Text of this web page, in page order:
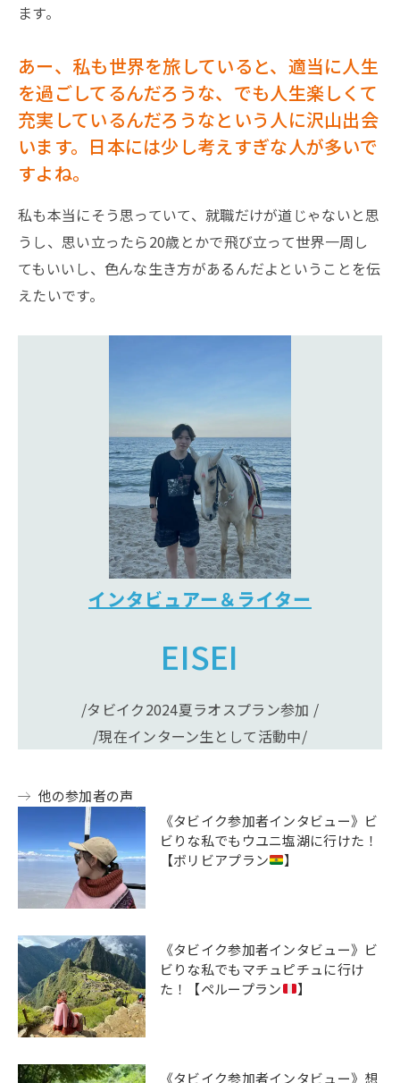
ます。
あー、私も世界を旅していると、適当に人生
を過ごしてるんだろうな、でも人生楽しくて
充実しているんだろうなという人に沢山出会
います。日本には少し考えすぎな人が多いで
すよね。
私も本当にそう思っていて、就職だけが道じゃないと思
うし、思い立ったら20歳とかで飛び立って世界一周し
てもいいし、色んな生き方があるんだよということを伝
えたいです。
インタビュアー＆ライター
EISEI
/タビイク2024夏ラオスプラン参加 /
/現在インターン生として活動中/
他の参加者の声
《タビイク参加者インタビュー》ビ
ビりな私でもウユニ塩湖に行けた！
【ボリビアプラン
】
《タビイク参加者インタビュー》ビ
ビりな私でもマチュピチュに行け
た！【ペループラン
】
《タビイク参加者インタビュー》想